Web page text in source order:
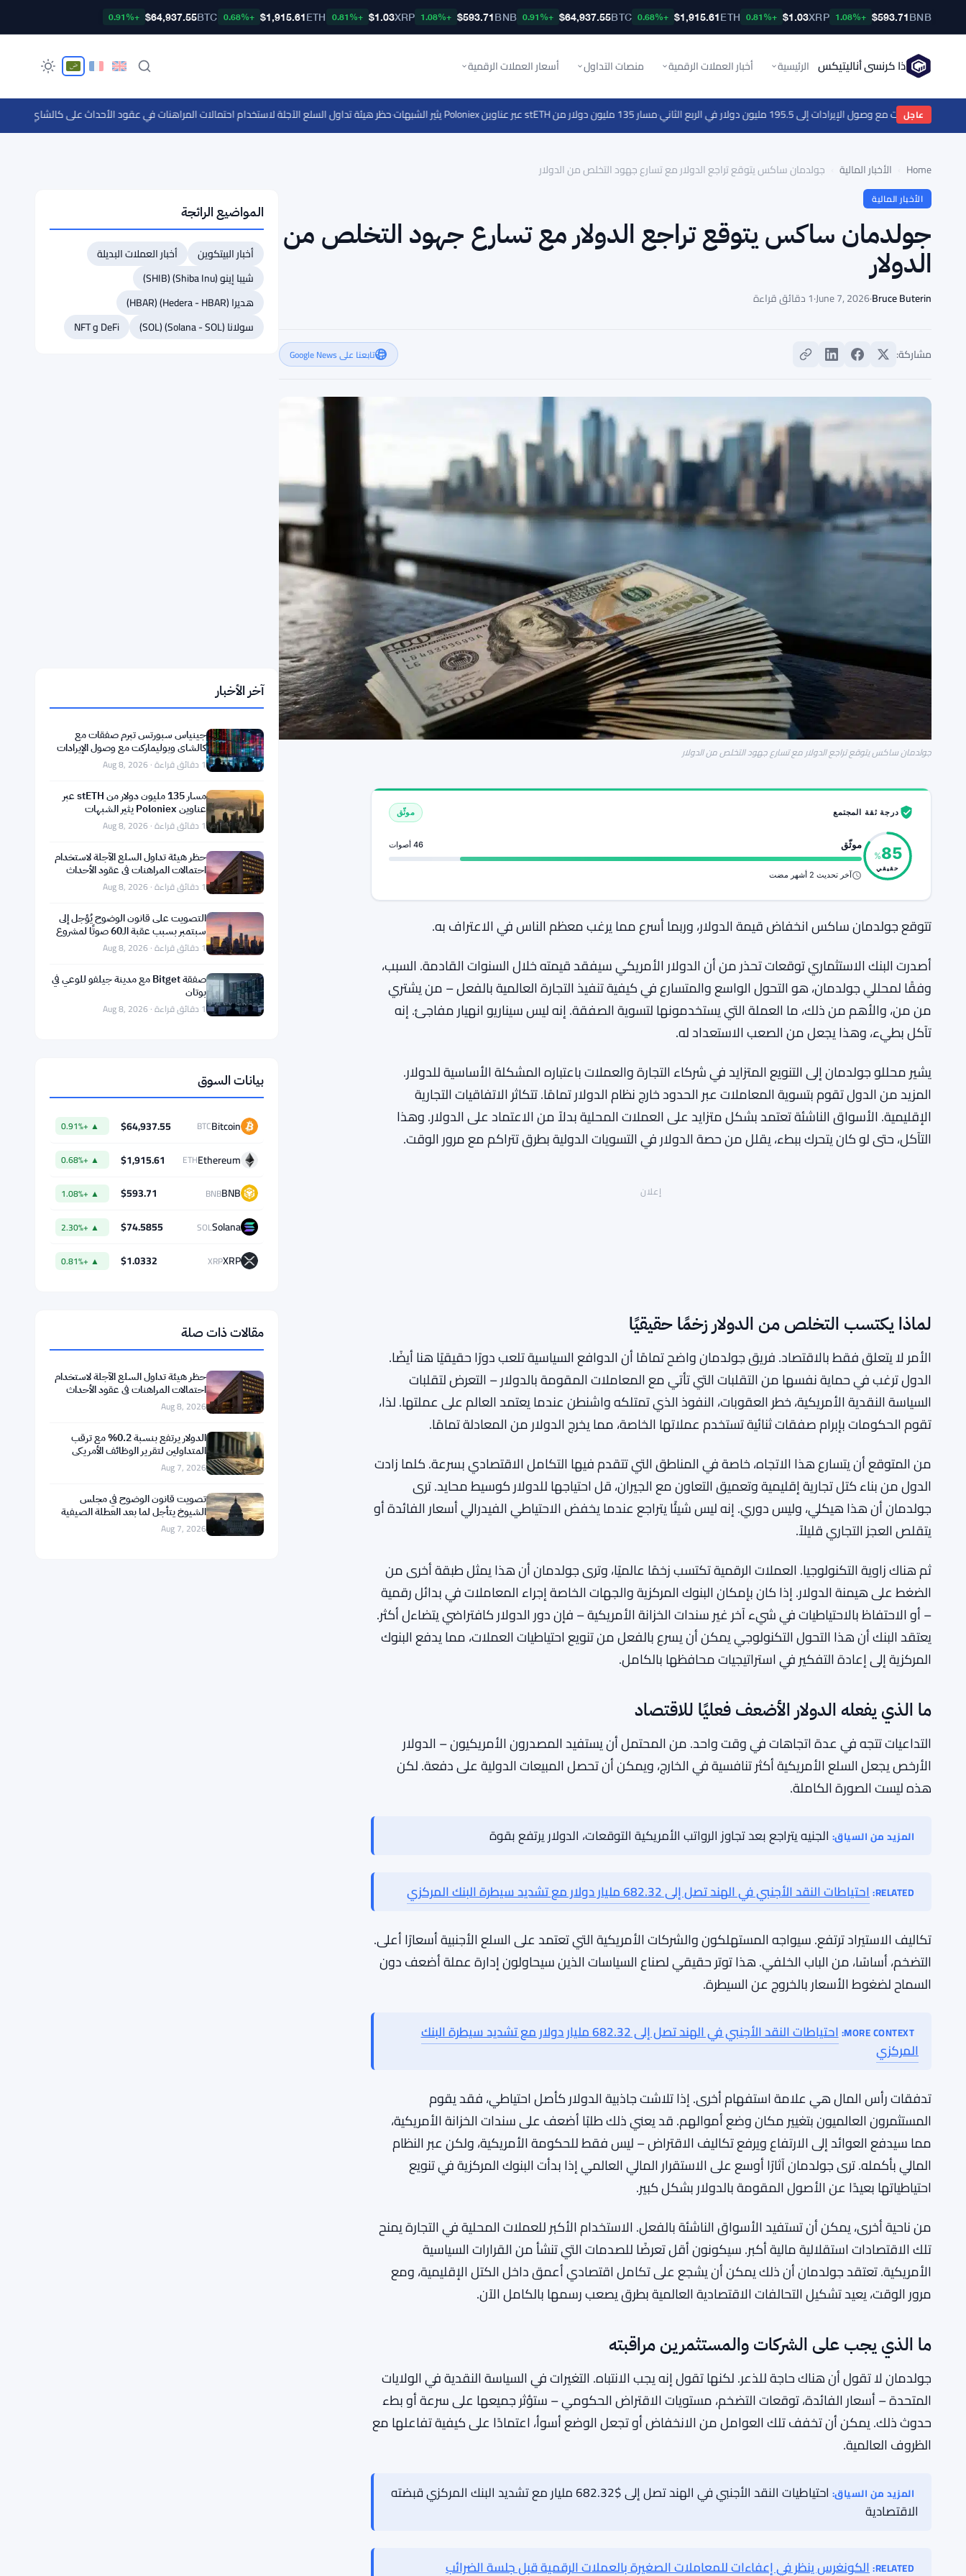
BNB
$593.71
+1.08%
XRP
$1.03
+0.81%
ETH
$1,915.61
+0.68%
BTC
$64,937.55
+0.91%
BNB
$593.71
+1.08%
XRP
$1.03
+0.81%
ETH
$1,915.61
+0.68%
BTC
$64,937.55
+0.91%
ذا كرنسي أناليتيكس الرئيسية أخبار العملات الرقمية منصات التداول أسعار العملات الرقمية
عاجل
الإيرادات إلى 195.5 مليون دولار في الربع الثاني ·مسار 135 مليون دولار من stETH عبر عناوين Poloniex يثير الشبهات ·حظر هيئة تداول السلع الآجلة لاستخدام احتمالات المراهنات في عقود الأحداث على كالشاي
Home الأخبار المالية جولدمان ساكس يتوقع تراجع الدولار مع تسارع جهود التخلص من الدولار
الأخبار المالية
جولدمان ساكس يتوقع تراجع الدولار مع تسارع جهود التخلص من
الدولار
Bruce Buterin
·
June 7, 2026
·1 دقائق قراءة
مشاركة: تابعنا على Google News
جولدمان ساكس يتوقع تراجع الدولار مع تسارع جهود التخلص من الدولار
درجة ثقة المجتمع موثّق
85
%
حقيقي
موثّق 46 أصوات
آخر تحديث 2 أشهر مضت
تتوقع جولدمان ساكس انخفاض قيمة الدولار، وربما أسرع مما يرغب معظم الناس في الاعتراف به.
أصدرت البنك الاستثماري توقعات تحذر من أن الدولار الأمريكي سيفقد قيمته خلال السنوات القادمة. السبب،
وفقًا لمحللي جولدمان، هو التحول الواسع والمتسارع في كيفية تنفيذ التجارة العالمية بالفعل – من يشتري
من من، والأهم من ذلك، ما العملة التي يستخدمونها لتسوية الصفقة. إنه ليس سيناريو انهيار مفاجئ. إنه
تآكل بطيء، وهذا يجعل من الصعب الاستعداد له.
يشير محللو جولدمان إلى التنويع المتزايد في شركاء التجارة والعملات باعتباره المشكلة الأساسية للدولار.
المزيد من الدول تقوم بتسوية المعاملات عبر الحدود خارج نظام الدولار تمامًا. تتكاثر الاتفاقيات التجارية
الإقليمية. الأسواق الناشئة تعتمد بشكل متزايد على العملات المحلية بدلاً من الاعتماد على الدولار. وهذا
التآكل، حتى لو كان يتحرك ببطء، يقلل من حصة الدولار في التسويات الدولية بطرق تتراكم مع مرور الوقت.
إعلان
لماذا يكتسب التخلص من الدولار زخمًا حقيقيًا
الأمر لا يتعلق فقط بالاقتصاد. فريق جولدمان واضح تمامًا أن الدوافع السياسية تلعب دورًا حقيقيًا هنا أيضًا.
الدول ترغب في حماية نفسها من التقلبات التي تأتي مع المعاملات المقومة بالدولار – التعرض لتقلبات
تقوم الحكومات بإبرام صفقات ثنائية تستخدم عملاتها الخاصة، مما يخرج الدولار من المعادلة تمامًا.
من المتوقع أن يتسارع هذا الاتجاه، خاصة في المناطق التي تتقدم فيها التكامل الاقتصادي بسرعة. كلما زادت
الدول من بناء كتل تجارية إقليمية وتعميق التعاون مع الجيران، قل احتياجها للدولار كوسيط محايد. ترى
جولدمان أن هذا هيكلي، وليس دوري. إنه ليس شيئًا يتراجع عندما يخفض الاحتياطي الفيدرالي أسعار الفائدة أو
ثم هناك زاوية التكنولوجيا. العملات الرقمية تكتسب زخمًا عالميًا، وترى جولدمان أن هذا يمثل طبقة أخرى من
الضغط على هيمنة الدولار. إذا كان بإمكان البنوك المركزية والجهات الخاصة إجراء المعاملات في بدائل رقمية
– أو الاحتفاظ بالاحتياطيات في شيء آخر غير سندات الخزانة الأمريكية – فإن دور الدولار كافتراضي يتضاءل أكثر.
يعتقد البنك أن هذا التحول التكنولوجي يمكن أن يسرع بالفعل من تنويع احتياطيات العملات، مما يدفع البنوك
التداعيات تتجه في عدة اتجاهات في وقت واحد. من المحتمل أن يستفيد المصدرون الأمريكيون – الدولار
هذه ليست الصورة الكاملة.
المزيد من السياق:الجنيه يتراجع بعد تجاوز الرواتب الأمريكية التوقعات، الدولار يرتفع بقوة
RELATED: احتياطات النقد الأجنبي في الهند تصل إلى 682.32 مليار دولار مع تشديد سيطرة البنك المركزي
تكاليف الاستيراد ترتفع. سيواجه المستهلكون والشركات الأمريكية التي تعتمد على السلع الأجنبية أسعارًا أعلى.
التضخم، أساسًا، من الباب الخلفي. هذا توتر حقيقي لصناع السياسات الذين سيحاولون إدارة عملة أضعف دون
السماح لضغوط الأسعار بالخروج عن السيطرة.
MORE CONTEXT:
المركزي
تدفقات رأس المال هي علامة استفهام أخرى. إذا تلاشت جاذبية الدولار كأصل احتياطي، فقد يقوم
المستثمرون العالميون بتغيير مكان وضع أموالهم. قد يعني ذلك طلبًا أضعف على سندات الخزانة الأمريكية،
مما سيدفع العوائد إلى الارتفاع ويرفع تكاليف الاقتراض – ليس فقط للحكومة الأمريكية، ولكن عبر النظام
احتياطياتها بعيدًا عن الأصول المقومة بالدولار بشكل كبير.
من ناحية أخرى، يمكن أن تستفيد الأسواق الناشئة بالفعل. الاستخدام الأكبر للعملات المحلية في التجارة يمنح
تلك الاقتصادات استقلالية مالية أكبر. سيكونون أقل تعرضًا للصدمات التي تنشأ من القرارات السياسية
الأمريكية. تعتقد جولدمان أن ذلك يمكن أن يشجع على تكامل اقتصادي أعمق داخل الكتل الإقليمية، ومع
مرور الوقت، يعيد تشكيل التحالفات الاقتصادية العالمية بطرق يصعب رسمها بالكامل الآن.
ما الذي يجب على الشركات والمستثمرين مراقبته
المواضيع الرائجة
أخبار البيتكوين
أخبار العملات البديلة
شيبا إينو (Shiba Inu) (SHIB)
هديرا (Hedera - HBAR) (HBAR)
سولانا (Solana - SOL) (SOL)
DeFi و NFT
جينياس سبورتس تبرم صفقات مع
إلى 195.5 مليون دولار في الربع الثاني
1 دقائق قراءة · Aug 8, 2026
1 دقائق قراءة · Aug 8, 2026
حظر هيئة تداول السلع الآجلة لاستخدام
قانون العملات الرقمية
1 دقائق قراءة · Aug 8, 2026
صفقة Bitget مع مدينة جيلفو للوعي في
1 دقائق قراءة · Aug 8, 2026
بيانات السوق
BNB
BNB
$593.71
▲ +1.08%
Solana
SOL
$74.5855
▲ +2.30%
XRP
XRP
حظر هيئة تداول السلع الآجلة لاستخدام